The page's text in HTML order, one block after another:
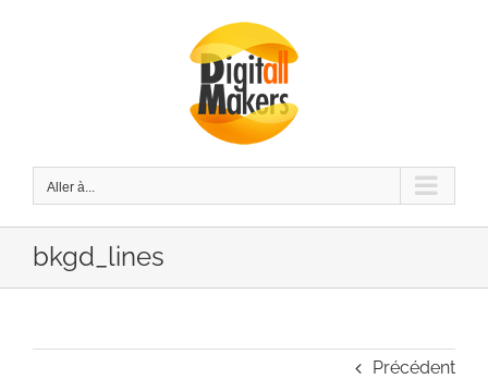
Aller à...
bkgd_lines
Précédent